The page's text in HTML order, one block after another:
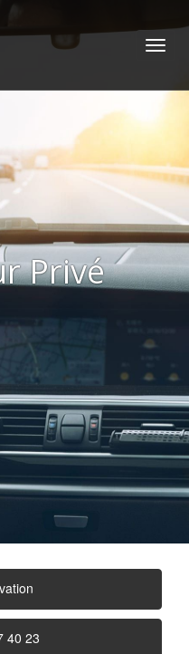
Privé
40 23